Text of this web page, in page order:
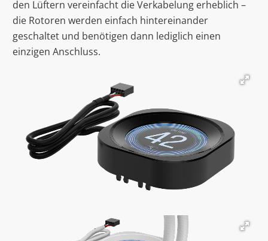
den Lüftern vereinfacht die Verkabelung erheblich –
die Rotoren werden einfach hintereinander
geschaltet und benötigen dann lediglich einen
einzigen Anschluss.